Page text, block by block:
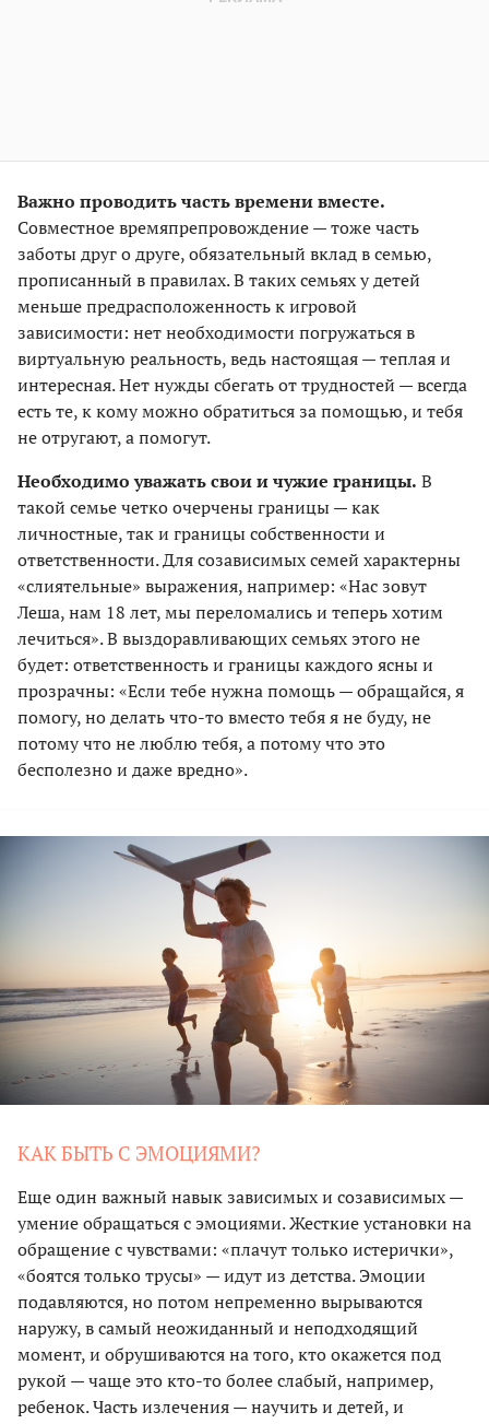
Важно проводить часть времени вместе.
Совместное времяпрепровождение — тоже часть
заботы друг о друге, обязательный вклад в семью,
прописанный в правилах. В таких семьях у детей
меньше предрасположенность к игровой
зависимости: нет необходимости погружаться в
виртуальную реальность, ведь настоящая — теплая и
интересная. Нет нужды сбегать от трудностей — всегда
есть те, к кому можно обратиться за помощью, и тебя
не отругают, а помогут.
Необходимо уважать свои и чужие границы. В
такой семье четко очерчены границы — как
личностные, так и границы собственности и
ответственности. Для созависимых семей характерны
«слиятельные» выражения, например: «Нас зовут
Леша, нам 18 лет, мы переломались и теперь хотим
лечиться». В выздоравливающих семьях этого не
будет: ответственность и границы каждого ясны и
прозрачны: «Если тебе нужна помощь — обращайся, я
помогу, но делать что-то вместо тебя я не буду, не
потому что не люблю тебя, а потому что это
бесполезно и даже вредно».
КАК БЫТЬ С ЭМОЦИЯМИ?
Еще один важный навык зависимых и созависимых —
умение обращаться с эмоциями. Жесткие установки на
обращение с чувствами: «плачут только истерички»,
«боятся только трусы» — идут из детства. Эмоции
подавляются, но потом непременно вырываются
наружу, в самый неожиданный и неподходящий
момент, и обрушиваются на того, кто окажется под
рукой — чаще это кто-то более слабый, например,
ребенок. Часть излечения — научить и детей, и